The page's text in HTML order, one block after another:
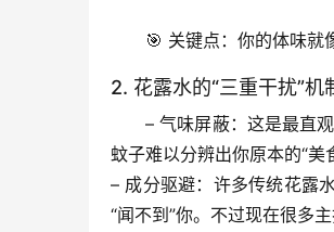
🎯 关键点 ：你的体味就
2. 花露水的“三重干扰”机
– 气味屏蔽：这是最直
蚊子难以分辨出你原本的“美
– 成分驱避：许多传统花露
“闻不到”你。不过现在很多